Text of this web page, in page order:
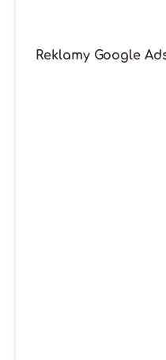
Reklamy Google